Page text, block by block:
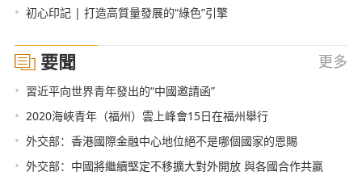
• 初心印記 | 打造高質量發展的“綠色”引擎
要聞 更多
• 習近平向世界青年發出的“中國邀請函”
• 2020海峽青年（福州）雲上峰會15日在福州舉行
• 外交部：香港國際金融中心地位絕不是哪個國家的恩賜
• 外交部：中國將繼續堅定不移擴大對外開放 與各國合作共贏